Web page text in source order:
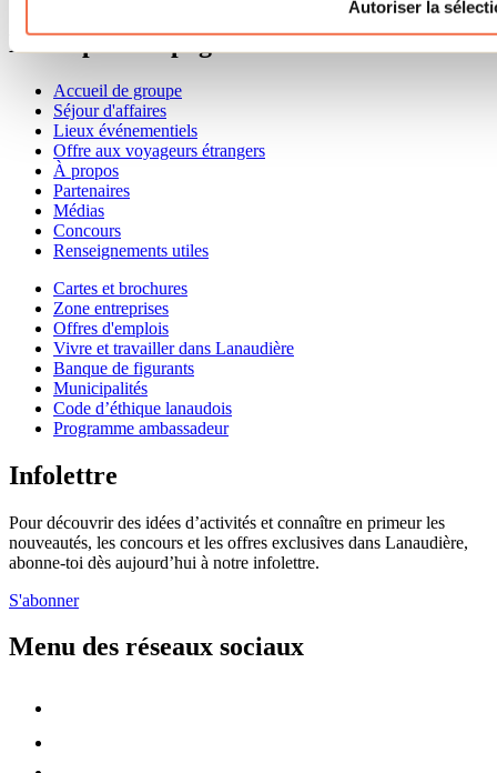
Autoriser la
Menu pied de page
Accueil de groupe
Séjour d'affaires
Lieux événementiels
Offre aux voyageurs étrangers
À propos
Partenaires
Médias
Concours
Renseignements utiles
Cartes et brochures
Zone entreprises
Offres d'emplois
Vivre et travailler dans Lanaudière
Banque de figurants
Municipalités
Code d’éthique lanaudois
Programme ambassadeur
Infolettre
Pour découvrir des idées d’activités et connaître en primeur les
nouveautés, les concours et les offres exclusives dans Lanaudière,
abonne-toi dès aujourd’hui à notre infolettre.
S'abonner
Menu des réseaux sociaux